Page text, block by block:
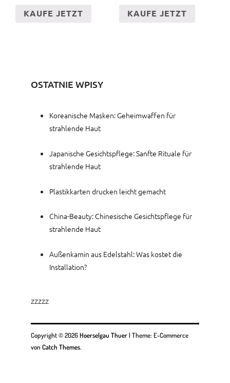
KAUFE JETZT KAUFE JETZT
OSTATNIE WPISY
Koreanische Masken: Geheimwaffen für
strahlende Haut
Japanische Gesichtspflege: Sanfte Rituale für
strahlende Haut
Plastikkarten drucken leicht gemacht
China-Beauty: Chinesische Gesichtspflege für
strahlende Haut
Außenkamin aus Edelstahl: Was kostet die
Installation?
zzzzz
Copyright © 2026Hoerselgau Thuer|Theme: E-Commerce
von Catch Themes.